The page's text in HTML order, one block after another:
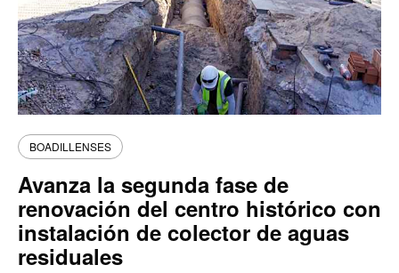
BOADILLENSES
Avanza la segunda fase de
renovación del centro histórico con
instalación de colector de aguas
residuales